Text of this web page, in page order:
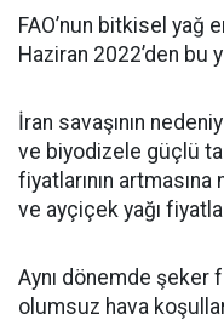
FAO’nun bitkisel yağ
Haziran 2022’den bu
İran savaşının
ve biyodizele güçlü
fiyatlarının
ve ayçiçek yağı
Aynı dönemde şeker
olumsuz hava